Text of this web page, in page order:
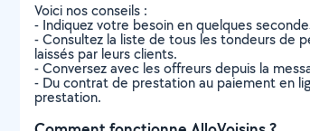
Voici nos conseils :
- Indiquez votre besoin en quelques
- Consultez la liste de tous les tondeurs de
laissés par leurs clients.
- Conversez avec les offreurs depuis la
- Du contrat de prestation au paiement en
prestation.